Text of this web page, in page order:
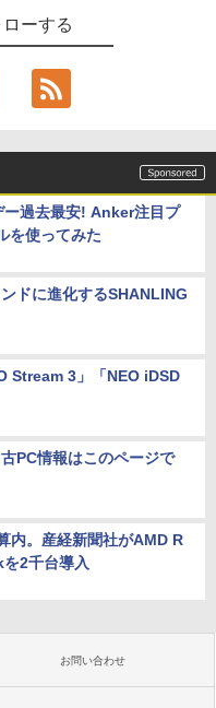
ーする
過去最安! Anker注目プ
を使ってみた
ドに進化するSHANLING
Stream 3」「NEO iDSD
PC情報はこのページで
内。産経新聞社がAMD R
2千台導入
お問い合わせ